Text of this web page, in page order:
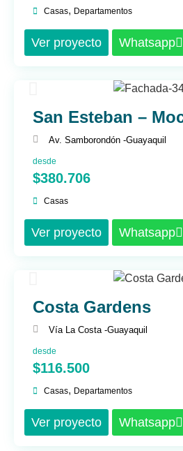
Casas, Departamentos
Ver proyecto Whatsapp
San Esteban –
Av. Samborondón -Guayaquil
desde
$380.706
Casas
Ver proyecto Whatsapp
Costa Gardens
Vía La Costa -Guayaquil
desde
$116.500
Casas, Departamentos
Ver proyecto Whatsapp